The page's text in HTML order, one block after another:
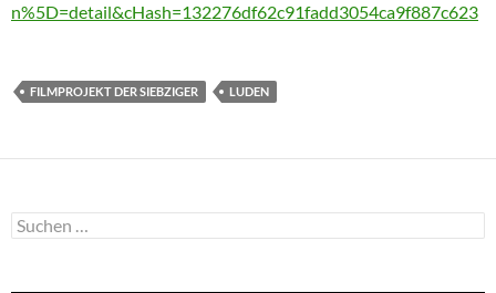
n%5D=detail&cHash=132276df62c91fadd3054ca9f887c623
FILMPROJEKT DER SIEBZIGER LUDEN
Suchen
nach: